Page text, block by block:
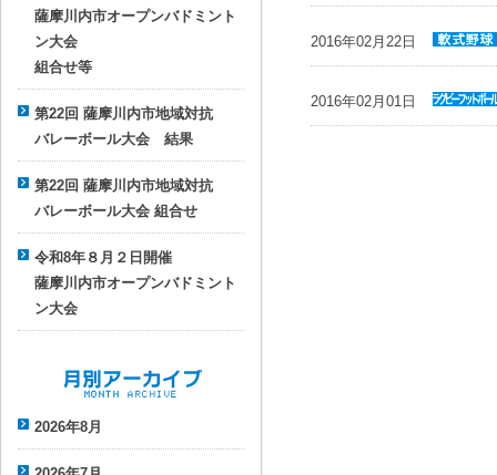
薩摩川内市オープンバドミント
ン大会
組合せ等
第22回 薩摩川内市地域対抗
バレーボール大会 結果
第22回 薩摩川内市地域対抗
バレーボール大会 組合せ
令和8年８月２日開催
薩摩川内市オープンバドミント
ン大会
2026年8月
務局
2016年02月22日
式野球連
2016年02月01日